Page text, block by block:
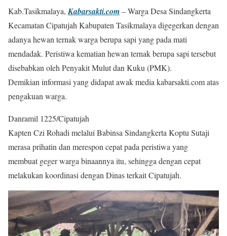
Kab.Tasikmalaya,Kabarsakti.com– Warga Desa Sindangkerta
Kecamatan Cipatujah Kabupaten Tasikmalaya digegerkan dengan
adanya hewan ternak warga berupa sapi yang pada mati
mendadak. Peristiwa kematian hewan ternak berupa sapi tersebut
disebabkan oleh Penyakit Mulut dan Kuku (PMK).
Demikian informasi yang didapat awak media kabarsakti.com atas
pengakuan warga.
Danramil 1225/Cipatujah
Kapten Czi Rohadi melalui Babinsa Sindangkerta Koptu Sutaji
merasa prihatin dan merespon cepat pada peristiwa yang
membuat geger warga binaannya itu, sehingga dengan cepat
melakukan koordinasi dengan Dinas terkait Cipatujah.